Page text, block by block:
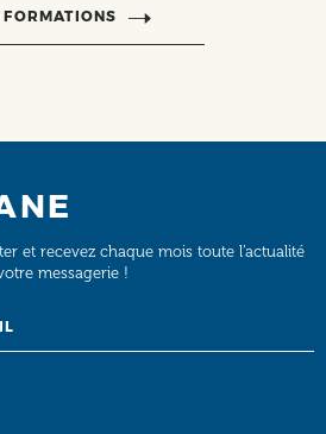
FORMATIONS
et recevez chaque mois toute l’actualité
messagerie !